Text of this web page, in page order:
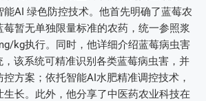
AI 绿色防控技术。他首先明确了蓝莓农
暂无单独限量标准的农药，统一参照浆
kg执行。同时，他详细介绍蓝莓病虫害
该系统可精准识别各类蓝莓病虫害，并
方案；依托智能AI水肥精准调控技术，
长。此外，他分享了中医药农业科技在